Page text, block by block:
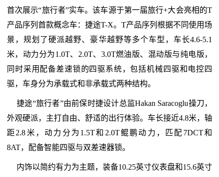
首次展示“旅行者”实车。该车源于第一届旅行+大会亮相的T
产品序列首款概念车：捷途T-X。T产品序列根据不同使用场
景，规划了硬派越野、豪华越野等多个车型，车长4.6-5.1
米，动力分为1.0T、2.0T、3.0T燃油版、混动版与纯电版，
同时采用配备差速锁的四驱系统，包括机械四驱和电控四
驱，车身分为承载式和非承载式两种结构。
捷途“旅行者”由前保时捷设计总监Hakan Saracoglu操刀，
外观硬派，主打自由、舒适的出行体验。车长接近4.8米，轴
距2.8米，动力分为1.5T和2.0T鲲鹏动力，匹配7DCT和
8AT，配备智能四驱与双差速器锁。
内饰以简约有力为主题，装备10.25英寸仪表盘和15.6英寸